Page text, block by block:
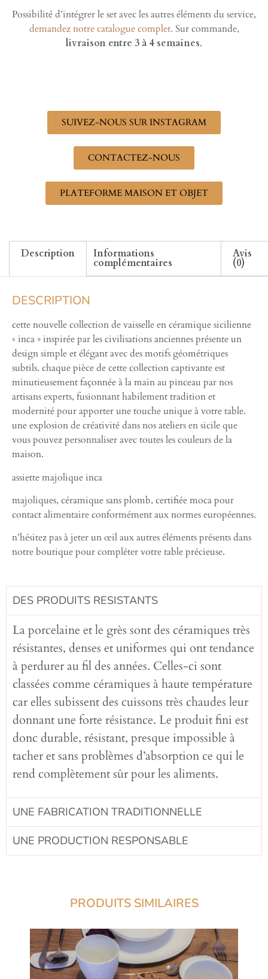
Possibilité d’intégrer le set avec les autres éléments du service,
demandez notre catalogue complet. Sur commande,
livraison entre 3 à 4 semaines.
SUIVEZ-NOUS SUR INSTAGRAM
CONTACTEZ-NOUS
PLATEFORME MAISON ET OBJET
Description Informations
complémentaires
Avis
(0)
DESCRIPTION
cette nouvelle collection de vaisselle en céramique sicilienne
« inca » inspirée par les civilisations anciennes présente un
design simple et élégant avec des motifs géométriques
subtils. chaque pièce de cette collection captivante est
minutieusement façonnée à la main au pinceau par nos
artisans experts, fusionnant habilement tradition et
modernité pour apporter une touche unique à votre table.
une explosion de créativité dans nos ateliers en sicile que
vous pouvez personnaliser avec toutes les couleurs de la
maison.
assiette majolique inca
majoliques, céramique sans plomb, certifiée moca pour
contact alimentaire conformément aux normes européennes.
n’hésitez pas à jeter un œil aux autres éléments présents dans
notre boutique pour compléter votre table précieuse.
DES PRODUITS RESISTANTS
La porcelaine et le grès sont des céramiques très
résistantes, denses et uniformes qui ont tendance
à perdurer au fil des années. Celles-ci sont
classées comme céramiques à haute température
car elles subissent des cuissons très chaudes leur
donnant une forte résistance. Le produit fini est
donc durable, résistant, presque impossible à
tacher et sans problèmes d’absorption ce qui le
rend complètement sûr pour les aliments.
UNE FABRICATION TRADITIONNELLE​
UNE PRODUCTION RESPONSABLE​
PRODUITS SIMILAIRES